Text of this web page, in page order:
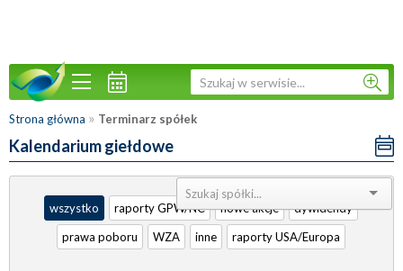
Strona główna » Terminarz spółek
Kalendarium giełdowe
Sortuj:
wszystko
raporty GPW/NC nowe akcje
dywidendy
prawa poboru
WZA inne raporty USA/Europa